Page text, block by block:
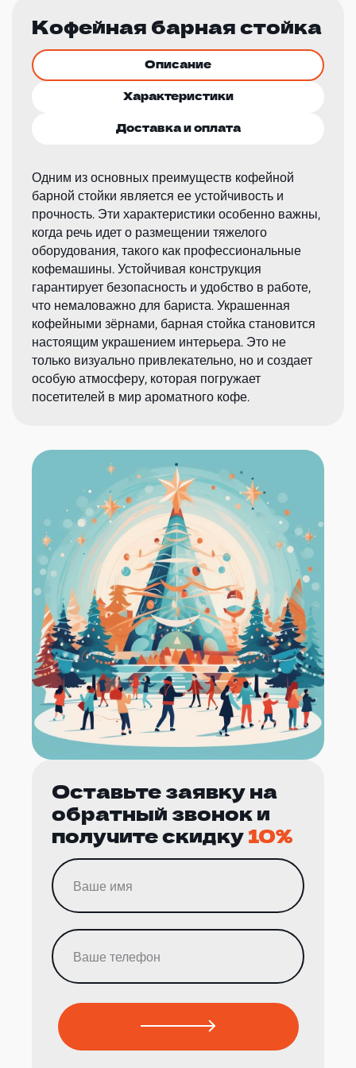
Кофейная барная стойка
Описание
Характеристики
Доставка и оплата
Одним из основных преимуществ кофейной
барной стойки является ее устойчивость и
прочность. Эти характеристики особенно важны,
когда речь идет о размещении тяжелого
оборудования, такого как профессиональные
кофемашины. Устойчивая конструкция
гарантирует безопасность и удобство в работе,
что немаловажно для бариста. Украшенная
кофейными зёрнами, барная стойка становится
настоящим украшением интерьера. Это не
только визуально привлекательно, но и создает
особую атмосферу, которая погружает
посетителей в мир ароматного кофе.
Оставьте заявку на
обратный звонок и
получите скидку10%